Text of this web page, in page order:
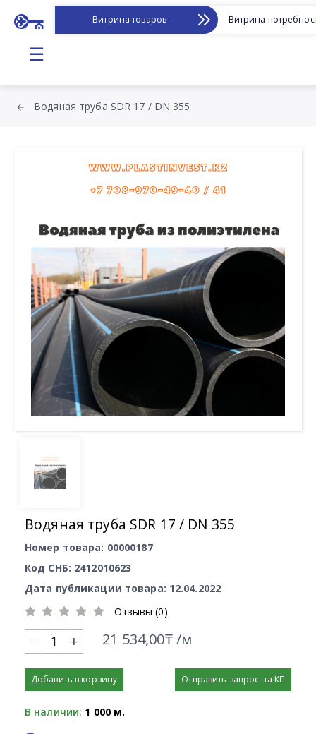
Витрина товаров Витрина
☰
Водяная труба SDR 17 / DN 355
Водяная труба SDR 17 / DN 355
Номер товара: 00000187
Код СНБ: 2412010623
Дата публикации товара: 12.04.2022
Отзывы (0)
+ 21 534,00₸ /м
Добавить в корзину Отправить запрос на КП
В наличии: 1 000 м.